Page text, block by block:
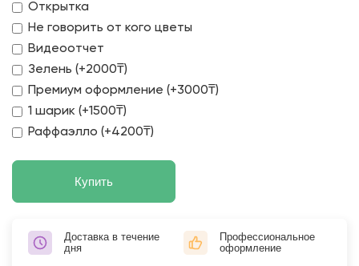
Открытка
Не говорить от кого цветы
Видеоотчет
Зелень (+2000₸)
Премиум оформление (+3000₸)
1 шарик (+1500₸)
Раффаэлло (+4200₸)
Купить
Доставка в течение
дня
Профессиональное
оформление